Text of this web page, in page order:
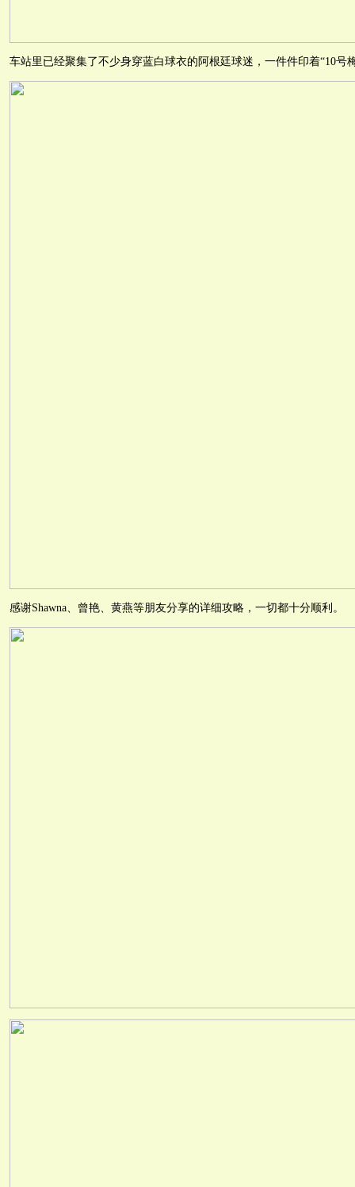
车站里已经聚集了不少身穿蓝白球衣的阿根廷球迷，一件件印着“10号
感谢Shawna、曾艳、黄燕等朋友分享的详细攻略，一切都十分顺利。